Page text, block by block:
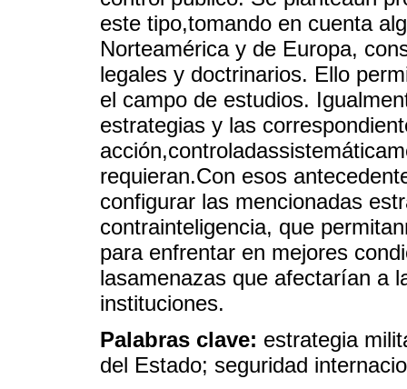
este tipo,tomando en cuenta
Norteamérica y de Europa,
legales y doctrinarios. Ello
el campo de estudios.
estrategias y las
requieran.Con esos
configurar las mencionadas
contrainteligencia, que
para enfrentar en mejores
lasamenazas que afectarían a
instituciones.
Palabras clave: estrategia
del Estado; seguridad